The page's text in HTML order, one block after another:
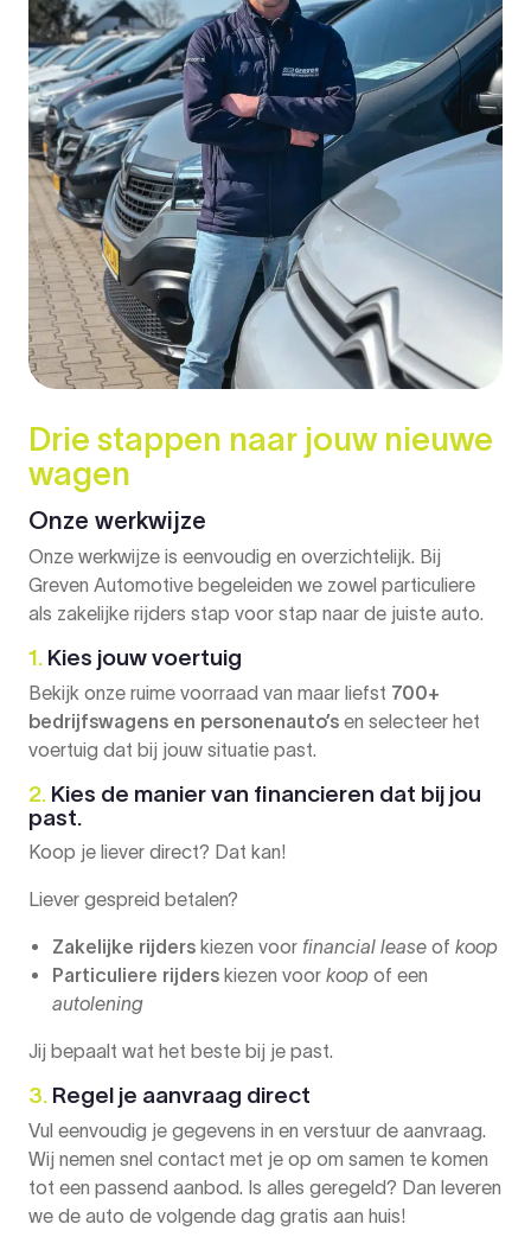
Drie stappen naar jouw nieuwe
wagen
Onze werkwijze
Onze werkwijze is eenvoudig en overzichtelijk. Bij
Greven Automotive begeleiden we zowel particuliere
als zakelijke rijders stap voor stap naar de juiste auto.
1. Kies jouw voertuig
Bekijk onze ruime voorraad van maar liefst 700+
bedrijfswagens en personenauto’s en selecteer het
voertuig dat bij jouw situatie past.
2. Kies de manier van financieren dat bij jou
past.
Koop je liever direct? Dat kan!
Liever gespreid betalen?
Zakelijke rijders kiezen voor financial lease of koop
Particuliere rijders kiezen voor koop of een
autolening
Jij bepaalt wat het beste bij je past.
3. Regel je aanvraag direct
Vul eenvoudig je gegevens in en verstuur de aanvraag.
Wij nemen snel contact met je op om samen te komen
tot een passend aanbod. Is alles geregeld? Dan leveren
we de auto de volgende dag gratis aan huis!